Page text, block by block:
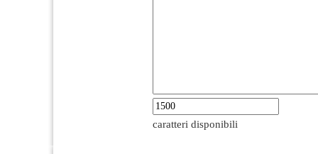
caratteri disponibili